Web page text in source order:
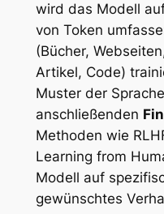
wird das Modell
von Token
(Bücher,
Artikel, Code)
Muster der
anschließenden
Methoden wie
Learning from
Modell auf
gewünschtes